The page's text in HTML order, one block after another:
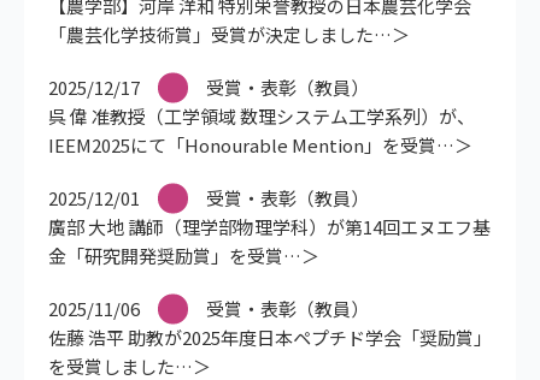
【農学部】河岸 洋和 特別栄誉教授の日本農芸化学会
「農芸化学技術賞」受賞が決定しました
2025/12/17
受賞・表彰（教員）
呉 偉 准教授（工学領域 数理システム工学系列）が、
IEEM2025にて「Honourable Mention」を受賞
2025/12/01
受賞・表彰（教員）
廣部 大地 講師（理学部物理学科）が第14回エヌエフ基
金「研究開発奨励賞」を受賞
2025/11/06
受賞・表彰（教員）
佐藤 浩平 助教が2025年度日本ペプチド学会「奨励賞」
を受賞しました